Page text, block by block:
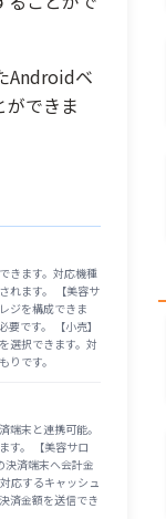
Androidベ
ができま
きます。対応機種
れます。 【美容サ
ジを構成できま
です。 【小売】
選択できます。対
りです。
端末と連携可能。
す。 【美容サロ
決済端末へ会計金
応するキャッシュ
済金額を送信でき